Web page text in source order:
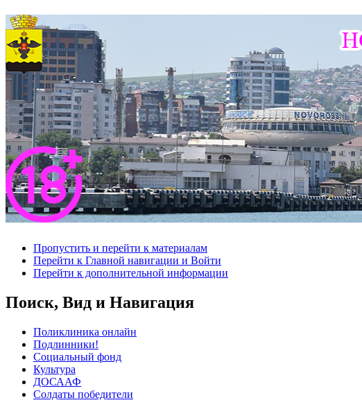
Пропустить и перейти к материалам
Перейти к Главной навигации и Войти
Перейти к дополнительной информации
Поиск, Вид и Навигация
Поликлиника онлайн
Подлинники!
Социальный фонд
Культура
ДОСААФ
Солдаты победители